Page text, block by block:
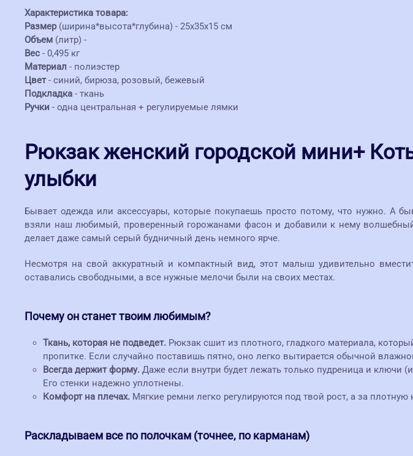
Характеристика товара:
Размер(ширина*высота*глубина) - 25х35х15 см
Объем (литр) -
Вес - 0,495 кг
Материал - полиэстер
Цвет- синий, бирюза, розовый, бежевый
Подкладка - ткань
Ручки - одна центральная + регулируемые лямки
Рюкзак женский городской мини+
улыбки
Бывает одежда или аксессуары, которые покупаешь просто потому, что нужно. А
взяли наш любимый, проверенный горожанами фасон и добавили к нему
делает даже самый серый будничный день немного ярче.
Несмотря на свой аккуратный и компактный вид, этот малыш удивительно
оставались свободными, а все нужные мелочи были на своих местах.
Почему он станет твоим любимым?
Ткань, которая не подведет. Рюкзак сшит из плотного, гладкого материала,
пропитке. Если случайно поставишь пятно, оно легко вытирается обычной
Всегда держит форму. Даже если внутри будет лежать только пудреница и ключи
Его стенки надежно уплотнены.
Комфорт на плечах. Мягкие ремни легко регулируются под твой рост, а за
Раскладываем все по полочкам (точнее, по карманам)